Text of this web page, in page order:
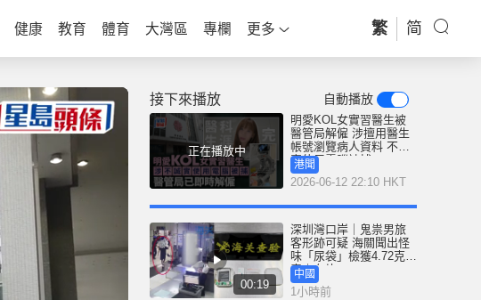
健康 教育 體育 大灣區 專欄 更多 繁 简
接下來播放 自動播放
正在播放中
明愛KOL女實習醫生被
醫管局解僱 涉擅用醫生
帳號瀏覽病人資料 不誠
實使用電腦被捕
港聞
2026-06-12 22:10 HKT
00:19
深圳灣口岸｜鬼祟男旅
客形跡可疑 海關聞出怪
味「尿袋」檢獲4.72克冰
毒｜有片
中國
1小時前